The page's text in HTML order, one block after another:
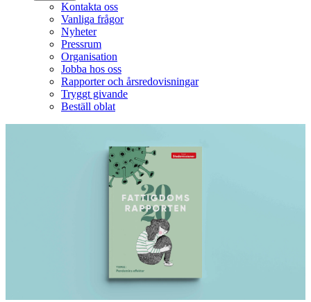
Kontakta oss
Vanliga frågor
Nyheter
Pressrum
Organisation
Jobba hos oss
Rapporter och årsredovisningar
Tryggt givande
Beställ oblat